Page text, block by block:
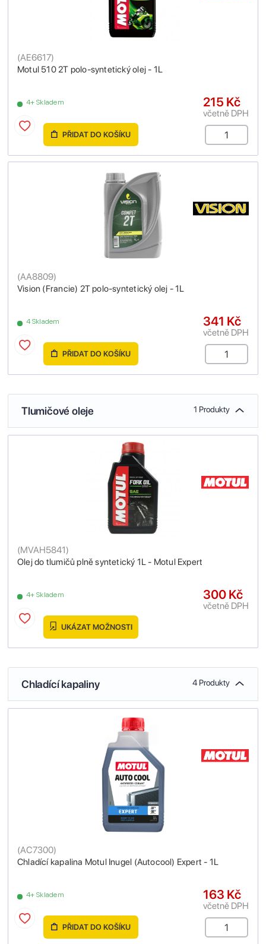
Motul 510 2T polo-syntetický olej - 1L
(AE6617)
4+ Skladem 215 Kč
včetně DPH
PŘIDAT DO KOŠÍKU
Vision (Francie) 2T polo-syntetický olej - 1L
(AA8809)
4 Skladem 341 Kč
včetně DPH
PŘIDAT DO KOŠÍKU
Tlumičové oleje 1 Produkty
Olej do tlumičů plně syntetický 1L - Motul Expert
(MVAH5841)
4+ Skladem 300 Kč
včetně DPH
UKÁZAT MOŽNOSTI
Chladící kapaliny 4 Produkty
Chladící kapalina Motul Inugel (Autocool) Expert - 1L
(AC7300)
4+ Skladem 163 Kč
včetně DPH
PŘIDAT DO KOŠÍKU